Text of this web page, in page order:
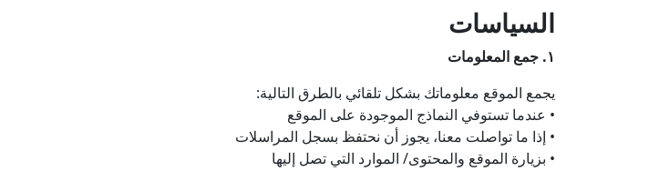
السياسات
١. جمع المعلومات
يجمع الموقع معلوماتك بشكل تلقائي بالطرق التالية:
• عندما تستوفي النماذج الموجودة على الموقع
• إذا ما تواصلت معنا، يجوز أن نحتفظ بسجل المراسلات
• بزيارة الموقع والمحتوى/ الموارد التي تصل إليها